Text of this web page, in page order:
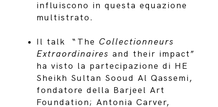
influiscono in questa equazione
multistrato.
Il talk “The Collectionneurs
Extraordinaires and their impact”
ha visto la partecipazione di HE
Sheikh Sultan Sooud Al Qassemi,
fondatore della Barjeel Art
Foundation; Antonia Carver,